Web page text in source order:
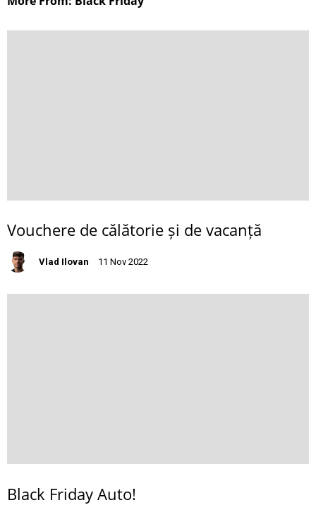
Vouchere de călătorie și de vacanță
Vlad Ilovan 11 Nov 2022
Black Friday Auto!